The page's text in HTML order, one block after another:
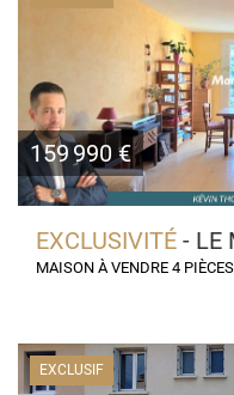
159 990 €
EXCLUSIVITÉ - LE
MAISON À VENDRE 4
EXCLUSIF